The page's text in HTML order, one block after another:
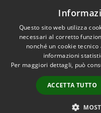
Dichiarazione di
Accessibilità
Questo sito web utilizza
necessari al corretto
nonché un cookie
informazioni
Per maggiori dettagli, può
ACCETTA TUTTO